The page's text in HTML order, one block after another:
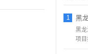
1 黑龙
黑
项